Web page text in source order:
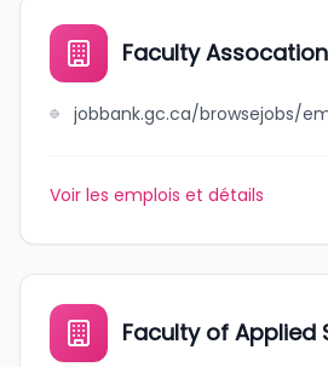
Faculty
Voir les emplois et détails
Faculty of Applied